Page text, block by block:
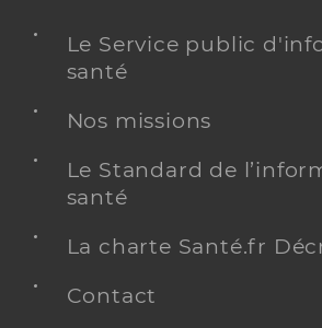
Le Service public
santé
Nos missions
Le Standard de
santé
La charte Santé.fr
Contact